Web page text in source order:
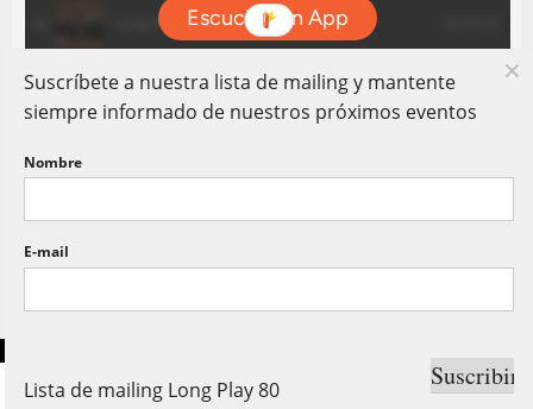
Shares
Suscríbete a nuestra lista de mailing y mantente
siempre informado de nuestros próximos eventos
Nombre
E-mail
Lista de mailing Long Play 80